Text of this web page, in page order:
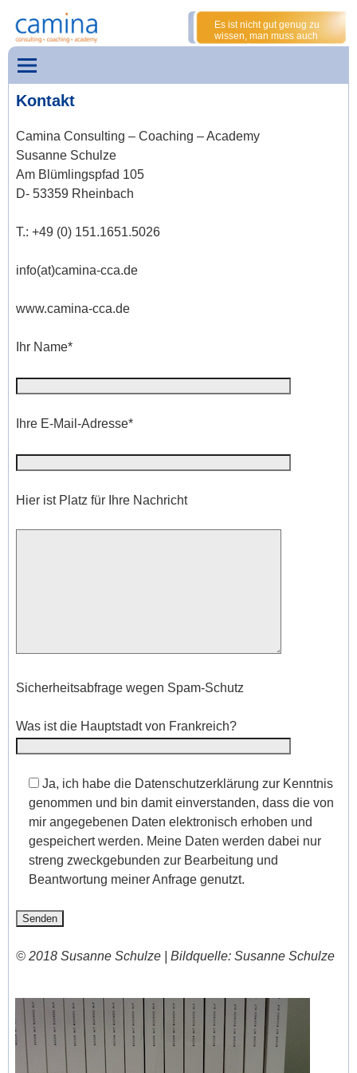
Es ist nicht gut genug zu
wissen, man muss auch
anwenden;
Kontakt
Camina Consulting – Coaching – Academy
Susanne Schulze
Am Blümlingspfad 105
D- 53359 Rheinbach
T.: +49 (0) 151.1651.5026
info(at)camina-cca.de
www.camina-cca.de
Ihr Name*
Ihre E-Mail-Adresse*
Hier ist Platz für Ihre Nachricht
Sicherheitsabfrage wegen Spam-Schutz
Was ist die Hauptstadt von Frankreich?
Ja, ich habe die Datenschutzerklärung zur Kenntnis
genommen und bin damit einverstanden, dass die von
mir angegebenen Daten elektronisch erhoben und
gespeichert werden. Meine Daten werden dabei nur
streng zweckgebunden zur Bearbeitung und
Beantwortung meiner Anfrage genutzt.
A
r
© 2018 Susanne Schulze | Bildquelle: Susanne Schulze